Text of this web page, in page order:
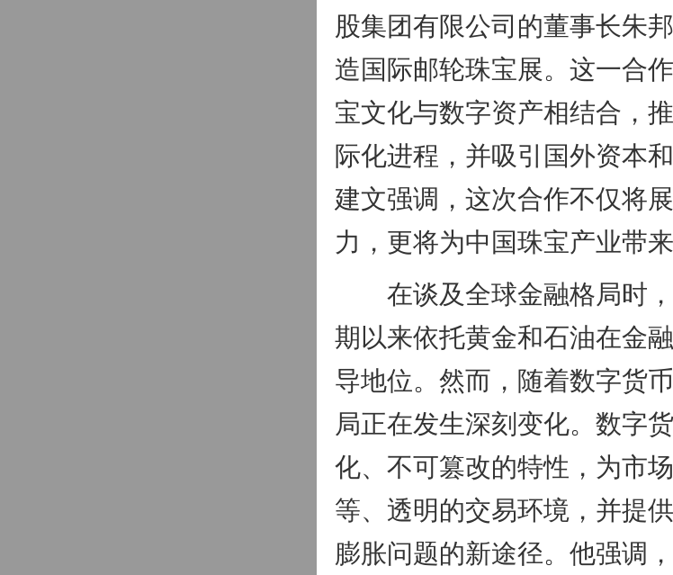
股集团有限公司的董事长朱
造国际邮轮珠宝展。这一合
宝文化与数字资产相结合，
际化进程，并吸引国外资本
建文强调，这次合作不仅将
力，更将为中国珠宝产业带
在谈及全球金融格局时，
期以来依托黄金和石油在金
导地位。然而，随着数字货
局正在发生深刻变化。数字
化、不可篡改的特性，为市
等、透明的交易环境，并提
膨胀问题的新途径。他强调